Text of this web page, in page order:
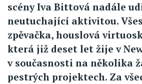
scény Iva Bittová nadále
neutuchající aktivitou.
zpěvačka, houslová
která již deset let žije v
v současnosti na několika
pestrých projektech. Za